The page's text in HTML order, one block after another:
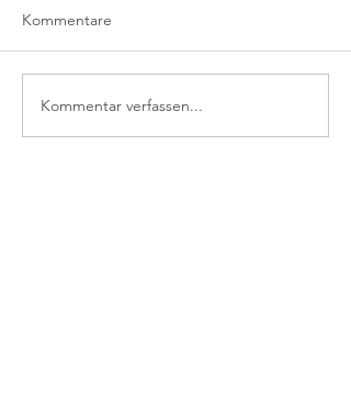
Kommentare
Kommentar verfassen...